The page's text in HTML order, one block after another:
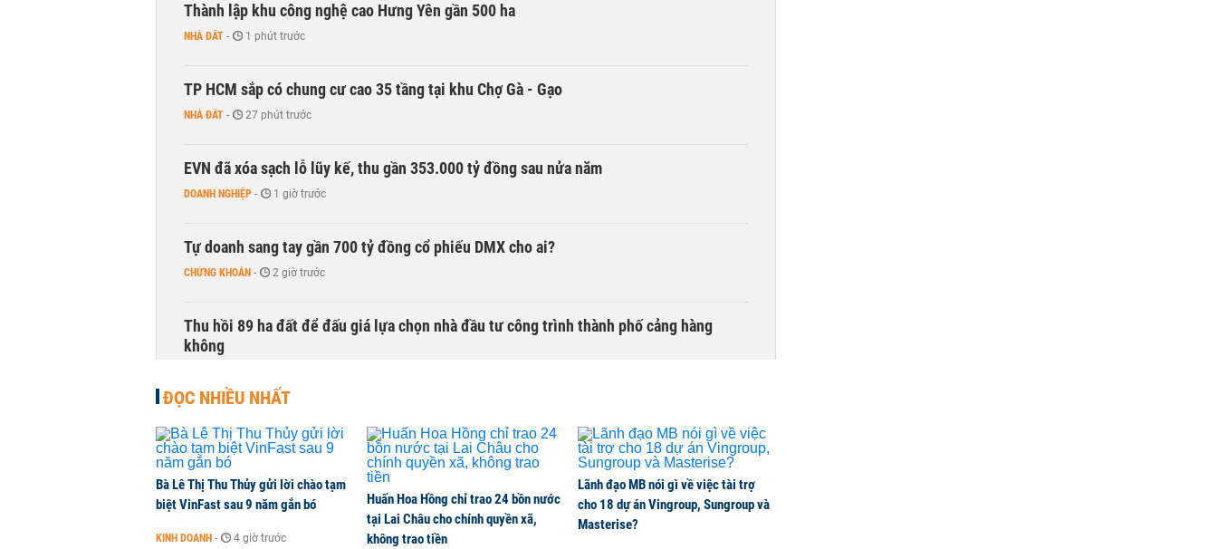
Thành lập khu công nghệ cao Hưng Yên gần 500 ha
NHÀ ĐẤT - 1 phút trước
TP HCM sắp có chung cư cao 35 tầng tại khu Chợ Gà - Gạo
NHÀ ĐẤT - 27 phút trước
EVN đã xóa sạch lỗ lũy kế, thu gần 353.000 tỷ đồng sau nửa năm
DOANH NGHIỆP - 1 giờ trước
Tự doanh sang tay gần 700 tỷ đồng cổ phiếu DMX cho ai?
CHỨNG KHOÁN - 2 giờ trước
Thu hồi 89 ha đất để đấu giá lựa chọn nhà đầu tư công trình thành phố cảng hàng
không
Dòng tiền ngoại bất ngờ trở lại TTCK, ai đã mua vào?
CHỨNG KHOÁN 2 giờ trước
Kiến nghị đưa người bán hàng online, lao động công trình đóng BHXH bắt buộc
ĐỌC NHIỀU NHẤT
Bà Lê Thị Thu Thủy gửi lời chào tạm
biệt VinFast sau 9 năm gắn bó
KINH DOANH - 4 giờ trước
Huấn Hoa Hồng chỉ trao 24 bồn nước
tại Lai Châu cho chính quyền xã,
không trao tiền
Lãnh đạo MB nói gì về việc tài trợ
cho 18 dự án Vingroup, Sungroup và
Masterise?